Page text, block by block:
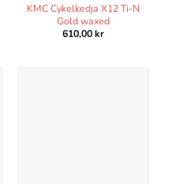
KMC Cykelkedja X12 Ti-N
Gold waxed
610,00kr